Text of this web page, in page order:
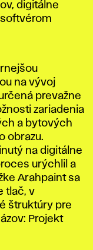
digitálne
na vývoj
prevažne
zariadenia
a bytových
obrazu.
na digitálne
urýchlil a
Arahpaint sa
tlač, v
štruktúry pre
Projekt